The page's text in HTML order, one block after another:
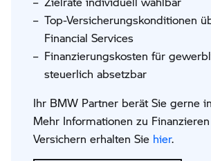
Top-Versicherungskonditionen
Financial Services
Finanzierungskosten für
steuerlich absetzbar
Ihr BMW Partner berät Sie gerne
Mehr Informationen zu
Versichern erhalten Sie hier.